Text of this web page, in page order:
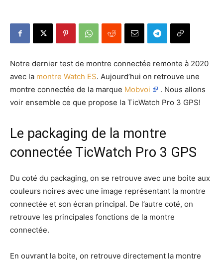
Notre dernier test de montre connectée remonte à 2020
avec la montre Watch ES. Aujourd’hui on retrouve une
montre connectée de la marque Mobvoi
. Nous allons
voir ensemble ce que propose la TicWatch Pro 3 GPS!
Le packaging de la montre
connectée TicWatch Pro 3 GPS
Du coté du packaging, on se retrouve avec une boite aux
couleurs noires avec une image représentant la montre
connectée et son écran principal. De l’autre coté, on
retrouve les principales fonctions de la montre
connectée.
En ouvrant la boite, on retrouve directement la montre